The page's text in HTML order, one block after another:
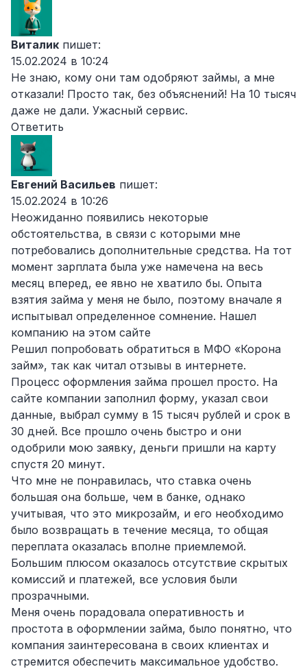
Виталик пишет:
15.02.2024 в 10:24
Не знаю, кому они там одобряют займы, а мне
отказали! Просто так, без объяснений! На 10 тысяч
даже не дали. Ужасный сервис.
Ответить
Евгений Васильев пишет:
15.02.2024 в 10:26
Неожиданно появились некоторые
обстоятельства, в связи с которыми мне
потребовались дополнительные средства. На тот
момент зарплата была уже намечена на весь
месяц вперед, ее явно не хватило бы. Опыта
взятия займа у меня не было, поэтому вначале я
испытывал определенное сомнение. Нашел
компанию на этом сайте
Решил попробовать обратиться в МФО «Корона
займ», так как читал отзывы в интернете.
Процесс оформления займа прошел просто. На
сайте компании заполнил форму, указал свои
данные, выбрал сумму в 15 тысяч рублей и срок в
30 дней. Все прошло очень быстро и они
одобрили мою заявку, деньги пришли на карту
спустя 20 минут.
Что мне не понравилась, что ставка очень
большая она больше, чем в банке, однако
учитывая, что это микрозайм, и его необходимо
было возвращать в течение месяца, то общая
переплата оказалась вполне приемлемой.
Большим плюсом оказалось отсутствие скрытых
комиссий и платежей, все условия были
прозрачными.
Меня очень порадовала оперативность и
простота в оформлении займа, было понятно, что
компания заинтересована в своих клиентах и
стремится обеспечить максимальное удобство.